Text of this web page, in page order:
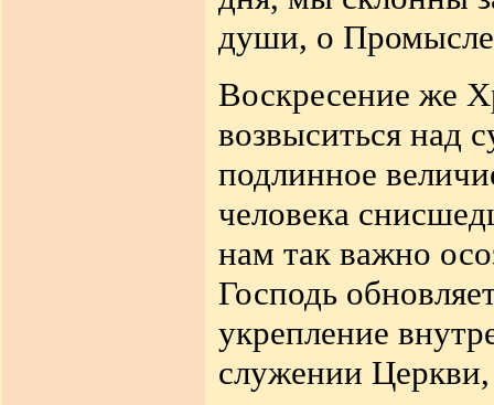
души, о
Воскресение же
возвыситься над
подлинное
человека
нам так важно
Господь
укрепление
служении